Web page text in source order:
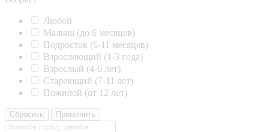
Любой
Малыш (до 6 месяцев)
Подросток (6-11 месяцев)
Взрослеющий (1-3 года)
Взрослый (4-6 лет)
Стареющий (7-11 лет)
Пожилой (от 12 лет)
Сбросить Применить